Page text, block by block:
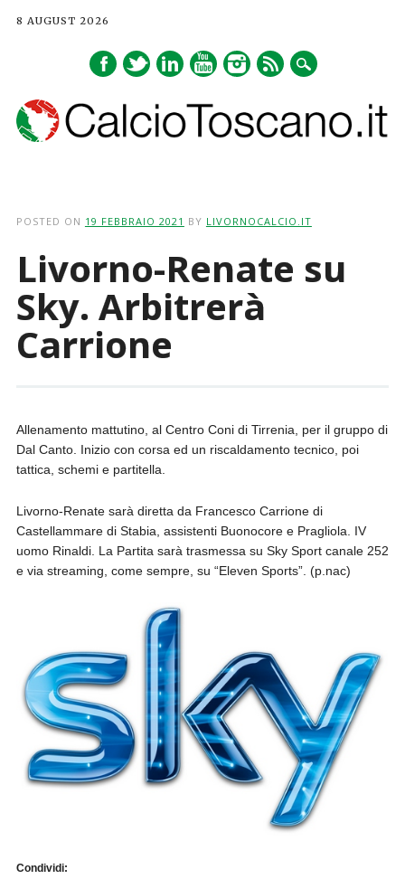
8 AUGUST 2026
POSTED ON 19 FEBBRAIO 2021 BY LIVORNOCALCIO.IT
Livorno-Renate su
Sky. Arbitrerà
Carrione
Allenamento mattutino, al Centro Coni di Tirrenia, per il gruppo di
Dal Canto. Inizio con corsa ed un riscaldamento tecnico, poi
tattica, schemi e partitella.
Livorno-Renate sarà diretta da Francesco Carrione di
Castellammare di Stabia, assistenti Buonocore e Pragliola. IV
uomo Rinaldi. La Partita sarà trasmessa su Sky Sport canale 252
e via streaming, come sempre, su “Eleven Sports”. (p.nac)
Condividi: